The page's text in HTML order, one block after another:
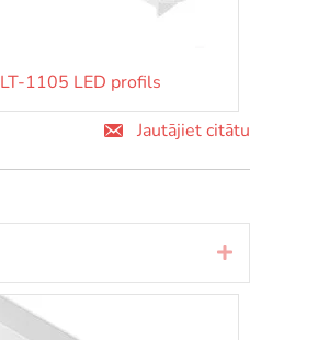
LT-1105 LED profils
Jautājiet citātu
Izvērst